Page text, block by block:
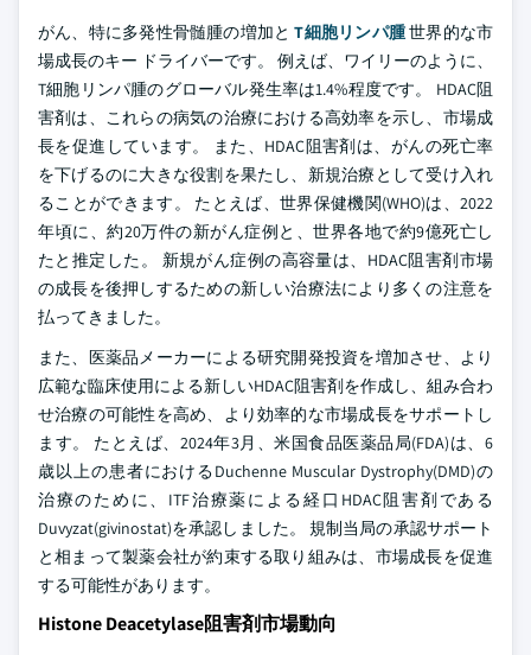
がん、特に多発性骨髄腫の増加とT細胞リンパ腫世界的な市
場成長のキー ドライバーです。 例えば、ワイリーのように、
T細胞リンパ腫のグローバル発生率は1.4%程度です。 HDAC阻
害剤は、これらの病気の治療における高効率を示し、市場成
長を促進しています。 また、HDAC阻害剤は、がんの死亡率
を下げるのに大きな役割を果たし、新規治療として受け入れ
ることができます。 たとえば、世界保健機関(WHO)は、2022
年頃に、約20万件の新がん症例と、世界各地で約9億死亡し
たと推定した。 新規がん症例の高容量は、HDAC阻害剤市場
の成長を後押しするための新しい治療法により多くの注意を
払ってきました。
また、医薬品メーカーによる研究開発投資を増加させ、より
広範な臨床使用による新しいHDAC阻害剤を作成し、組み合わ
せ治療の可能性を高め、より効率的な市場成長をサポートし
ます。 たとえば、2024年3月、米国食品医薬品局(FDA)は、6
歳以上の患者におけるDuchenne Muscular Dystrophy(DMD)の
治療のために、ITF治療薬による経口HDAC阻害剤である
Duvyzat(givinostat)を承認しました。 規制当局の承認サポート
と相まって製薬会社が約束する取り組みは、市場成長を促進
する可能性があります。
Histone Deacetylase阻害剤市場動向